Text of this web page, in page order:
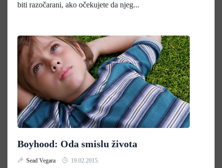
biti razočarani, ako očekujete da njeg...
Boyhood: Oda smislu života
Sead Vegara 19.02.2015.